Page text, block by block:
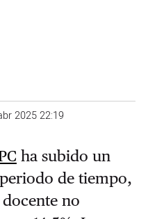
2025 22:19
ha subido un
de tiempo,
no